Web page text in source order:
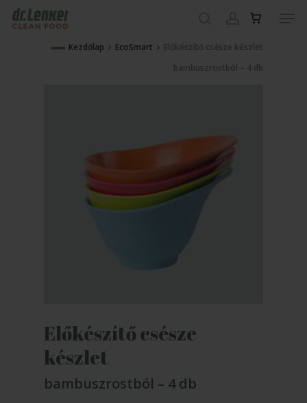
Skip
Kezdőlap EcoSmart
Előkészítő csésze készlet
bambuszrostból – 4 db
Előkészítő csésze
készlet
bambuszrostból – 4 db